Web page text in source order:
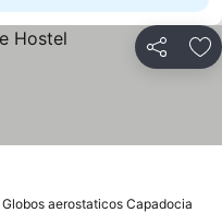
Compartir
aerostaticos Capadocia